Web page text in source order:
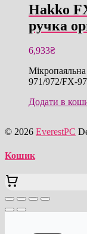
Hakko
ручка
6,933₴
971/972/FX-
Додати в
© 2026 EverestPC
Кошик